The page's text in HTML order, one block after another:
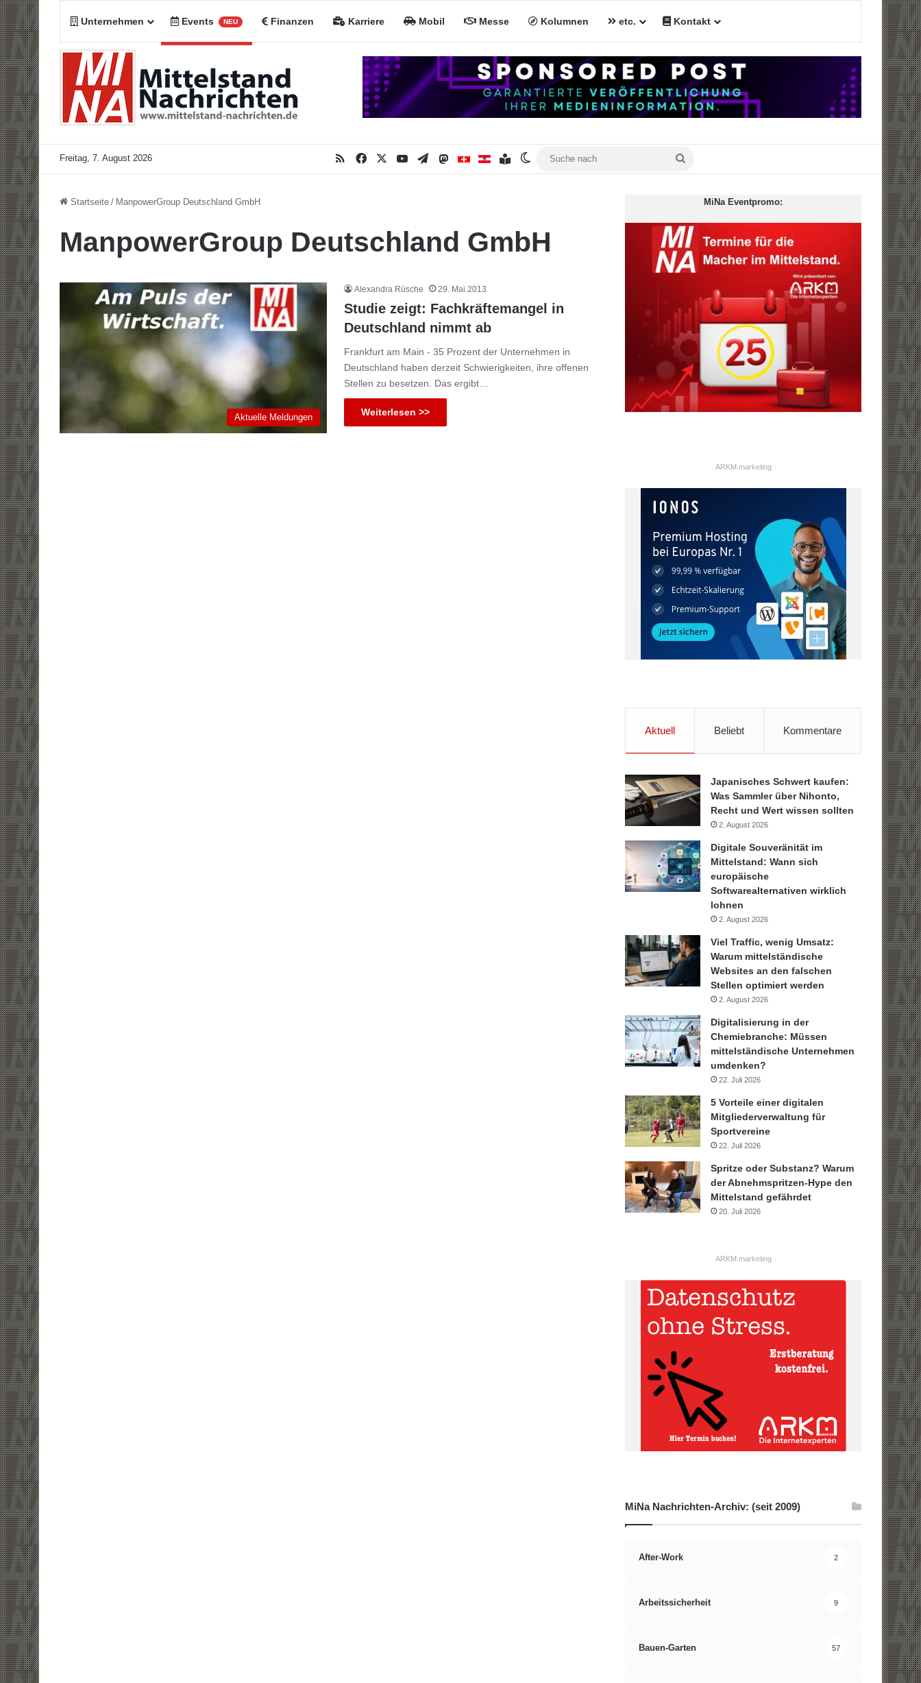
Unternehmen Events NEU Finanzen Karriere Mobil Messe Kolumnen etc. Kontakt
Freitag, 7. August 2026 RSSFacebookYouTubeTelegramMastodonMiNa CHMiNa AT
Inhaltsverzeichnis
Skin umschalten
Startseite / ManpowerGroup Deutschland GmbH
ManpowerGroup Deutschland GmbH
Aktuelle Meldungen
Alexandra Rüsche 29. Mai 2013
Studie zeigt: Fachkräftemangel in
Deutschland nimmt ab
Frankfurt am Main - 35 Prozent der Unternehmen in
Deutschland haben derzeit Schwierigkeiten, ihre offenen
Stellen zu besetzen. Das ergibt…
Weiterlesen >>
MiNa Eventpromo:
ARKM.marketing
Aktuell Beliebt Kommentare
Japanisches Schwert kaufen:
Was Sammler über Nihonto,
Recht und Wert wissen sollten
2. August 2026
Digitale Souveränität im
Mittelstand: Wann sich
europäische
Softwarealternativen wirklich
lohnen
2. August 2026
Viel Traffic, wenig Umsatz:
Warum mittelständische
Websites an den falschen
Stellen optimiert werden
2. August 2026
Digitalisierung in der
Chemiebranche: Müssen
mittelständische Unternehmen
umdenken?
22. Juli 2026
5 Vorteile einer digitalen
Mitgliederverwaltung für
Sportvereine
22. Juli 2026
Spritze oder Substanz? Warum
der Abnehmspritzen-Hype den
Mittelstand gefährdet
20. Juli 2026
ARKM.marketing
MiNa Nachrichten-Archiv: (seit 2009)
After-Work 2
Arbeitssicherheit 9
Bauen-Garten 57